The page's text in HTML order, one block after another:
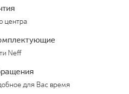
центра
Neff
для Вас время